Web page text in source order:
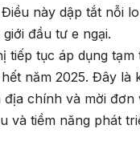
này dập tắt nỗi
đầu tư e ngại.
tục áp dụng
năm 2025. Đây là
chính và mời đơn
và tiềm năng phát